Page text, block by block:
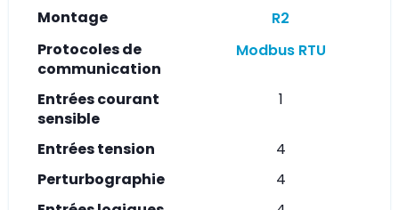
Montage
R2
Protocoles de
communication
Modbus RTU
Entrées courant
sensible
1
Entrées tension
4
Perturbographie
4